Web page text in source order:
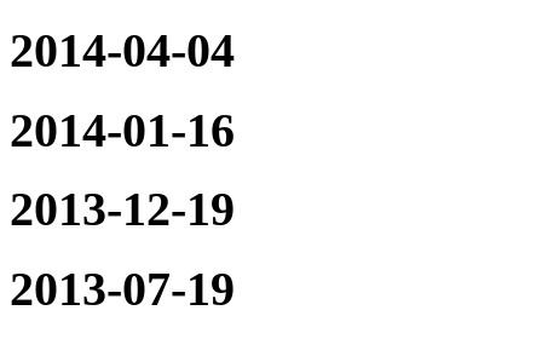
2014-04-04
2014-01-16
2013-12-19
2013-07-19